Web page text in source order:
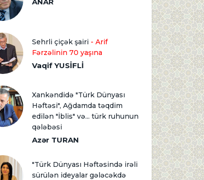
Sehrli çiçək şairi - Arif
Fərzəlinin 70 yaşına
Vaqif YUSİFLİ
Xankəndidə "Türk Dünyası
Həftəsi", Ağdamda təqdim
edilən "İblis" və... türk ruhunun
qələbəsi
Azər TURAN
"Türk Dünyası Həftəsində irəli
sürülən ideyalar gələcəkdə